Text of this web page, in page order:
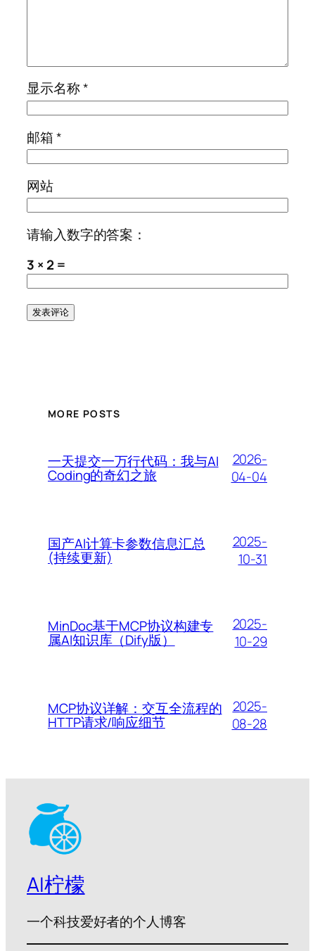
显示名称*
邮箱*
网站
请输入数字的答案：
3 × 2 =
MORE POSTS
一天提交一万行代码：我与AI
Coding的奇幻之旅
2026-
04-04
国产AI计算卡参数信息汇总
(持续更新)
2025-
10-31
MinDoc基于MCP协议构建专
属AI知识库（Dify版）
2025-
10-29
MCP协议详解：交互全流程的
HTTP请求/响应细节
2025-
08-28
AI柠檬
一个科技爱好者的个人博客